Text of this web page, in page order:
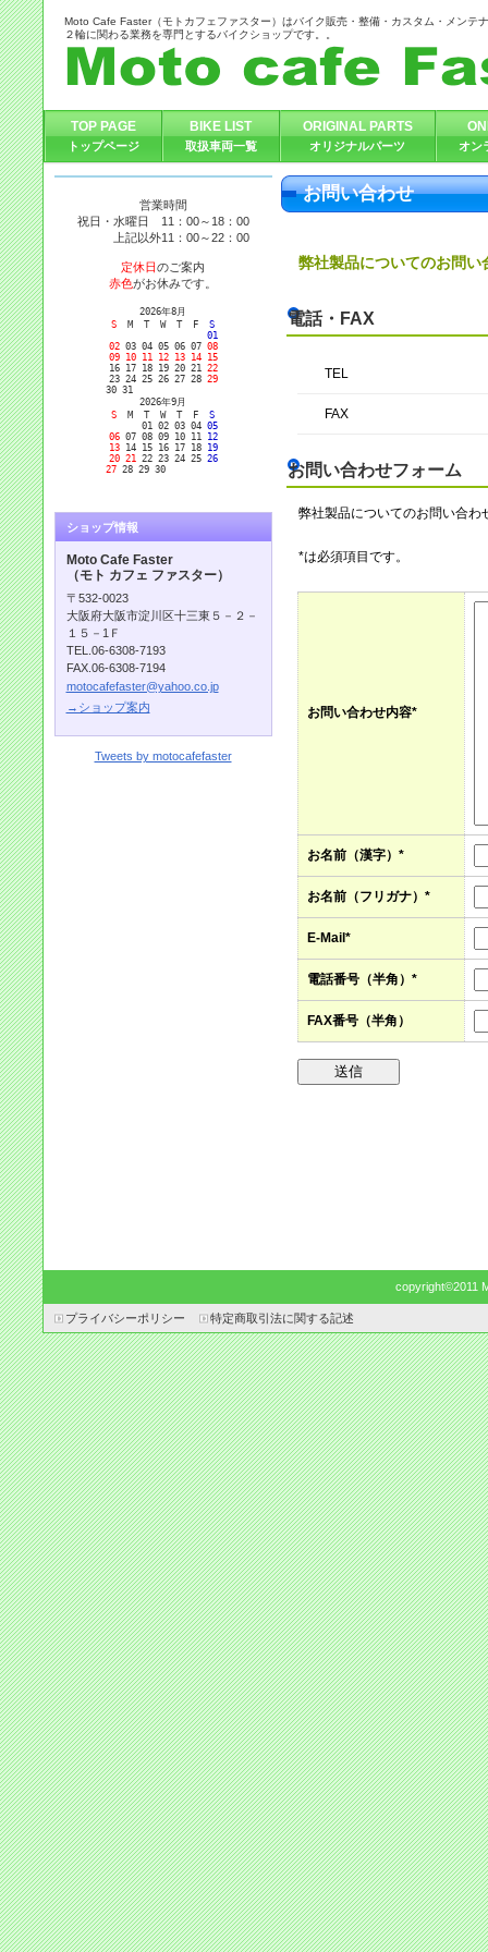
Moto Cafe Faster（モトカフェファスター）はバイク販売・整備・カスタム・メンテ
２輪に関わる業務を専門とするバイクショップです。。
お問い合わせ
弊社製品についてのお問
電話・FAX
TEL
FAX
お問い合わせフォーム
弊社製品についてのお問い合わ
*は必須項目です。
お問い合わせ内容*
お名前（漢字）*
お名前（フリガナ）*
E-Mail*
電話番号（半角）*
FAX番号（半角）
TOP PAGE
トップページ
BIKE LIST
取扱車両一覧
ORIGINAL PARTS
オリジナルパーツ オン
営業時間
祝日・水曜日 11：00～18：00
上記以外11：00～22：00
定休日のご案内
赤色がお休みです。
2026年8月
S M T W T F S
01
02 03 04 05 06 07 08
09 10 11 12 13 14 15
16
17 18 19 20 21 22
23 24 25 26 27 28 29
30 31
2026年9月
S M T W T F S
01 02 03 04 05
06 07 08 09 10 11 12
13 14 15 16 17 18 19
20 21 22 23 24 25 26
27 28 29 30
ショップ情報
Moto Cafe Faster
（モト カフェ ファスター）
〒532-0023
大阪府大阪市淀川区十三東５－２－
１５－1Ｆ
TEL.06-6308-7193
FAX.06-6308-7194
motocafefaster@yahoo.co.jp
→ショップ案内
Tweets by motocafefaster
copyright©2011
プライバシーポリシー 特定商取引法に関する記述